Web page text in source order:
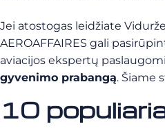
Jei atostogas leidžiate
AEROAFFAIRES gali
aviacijos ekspertų
gyvenimo prabangą. Šiame
10